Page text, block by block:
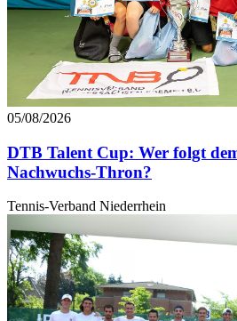
05/08/2026
DTB Talent Cup: Wer folgt
Nachwuchs-Thron?
Tennis-Verband Niederrhein